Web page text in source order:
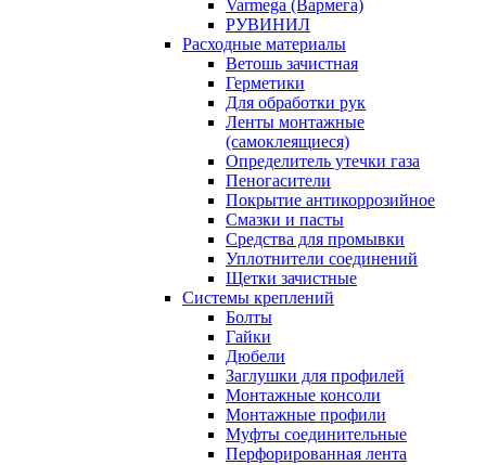
Varmega (Вармега)
РУВИНИЛ
Расходные материалы
Ветошь зачистная
Герметики
Для обработки рук
Ленты монтажные
(самоклеящиеся)
Определитель утечки газа
Пеногасители
Покрытие антикоррозийное
Смазки и пасты
Средства для промывки
Уплотнители соединений
Щетки зачистные
Системы креплений
Болты
Гайки
Дюбели
Заглушки для профилей
Монтажные консоли
Монтажные профили
Муфты соединительные
Перфорированная лента